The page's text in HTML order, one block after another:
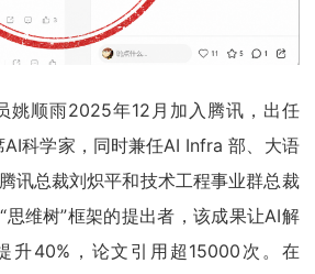
姚顺雨2025年12月加入腾讯，出任
科学家，同时兼任AI Infra 部、大语
讯总裁刘炽平和技术工程事业群总裁
思维树”框架的提出者，该成果让AI解
升40%，论文引用超15000次。在